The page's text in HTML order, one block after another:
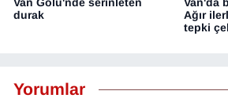
durak
Ağır
tepki
Yorumlar